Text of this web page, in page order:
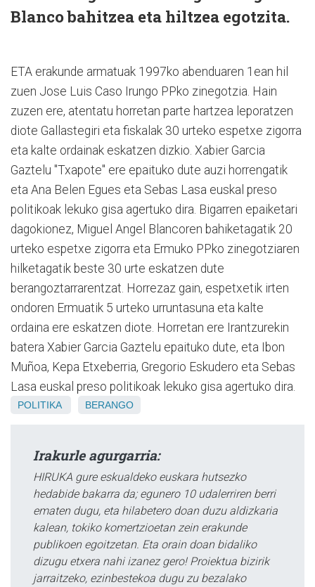
Blanco bahitzea eta hiltzea egotzita.
ETA erakunde armatuak 1997ko abenduaren 1ean hil
zuen Jose Luis Caso Irungo PPko zinegotzia. Hain
zuzen ere, atentatu horretan parte hartzea leporatzen
diote Gallastegiri eta fiskalak 30 urteko espetxe zigorra
eta kalte ordainak eskatzen dizkio. Xabier Garcia
Gaztelu "Txapote" ere epaituko dute auzi horrengatik
eta Ana Belen Egues eta Sebas Lasa euskal preso
politikoak lekuko gisa agertuko dira. Bigarren epaiketari
dagokionez, Miguel Angel Blancoren bahiketagatik 20
urteko espetxe zigorra eta Ermuko PPko zinegotziaren
hilketagatik beste 30 urte eskatzen dute
berangoztarrarentzat. Horrezaz gain, espetxetik irten
ondoren Ermuatik 5 urteko urruntasuna eta kalte
ordaina ere eskatzen diote. Horretan ere Irantzurekin
batera Xabier Garcia Gaztelu epaituko dute, eta Ibon
Muñoa, Kepa Etxeberria, Gregorio Eskudero eta Sebas
Lasa euskal preso politikoak lekuko gisa agertuko dira.
POLITIKA BERANGO
Irakurle agurgarria:
HIRUKA gure eskualdeko euskara hutsezko
hedabide bakarra da; egunero 10 udalerriren berri
ematen dugu, eta hilabetero doan duzu aldizkaria
kalean, tokiko komertzioetan zein erakunde
publikoen egoitzetan. Eta orain doan bidaliko
dizugu etxera nahi izanez gero! Proiektua bizirik
jarraitzeko, ezinbestekoa dugu zu bezalako